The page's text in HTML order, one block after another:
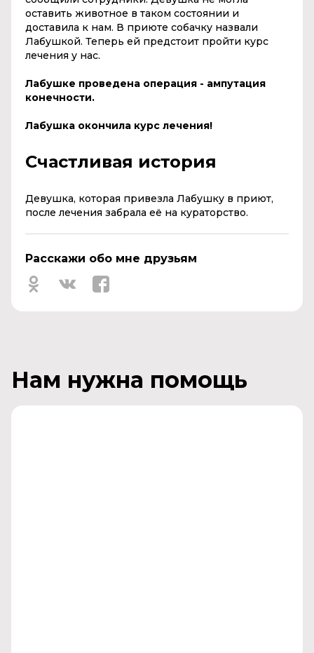
оставить животное в таком состоянии и
доставила к нам. В приюте собачку назвали
Лабушкой. Теперь ей предстоит пройти курс
лечения у нас.
Лабушке проведена операция - ампутация
конечности.
Лабушка окончила курс лечения!
Счастливая история
Девушка, которая привезла Лабушку в приют,
после лечения забрала её на кураторство.
Расскажи обо мне друзьям
Нам нужна помощь